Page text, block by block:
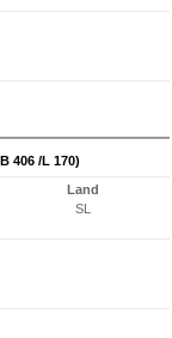
406 /L 170)
Land
SL